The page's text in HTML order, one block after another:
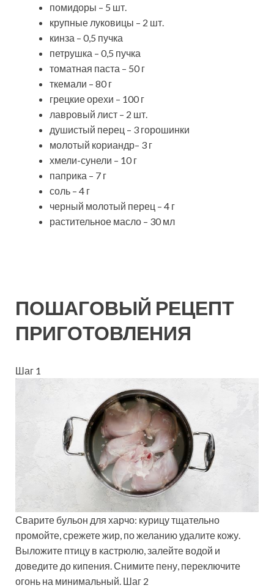
помидоры – 5 шт.
крупные луковицы – 2 шт.
кинза – 0,5 пучка
петрушка – 0,5 пучка
томатная паста – 50 г
ткемали – 80 г
грецкие орехи – 100 г
лавровый лист – 2 шт.
душистый перец – 3 горошинки
молотый кориандр– 3 г
хмели-сунели – 10 г
паприка – 7 г
соль – 4 г
черный молотый перец – 4 г
растительное масло – 30 мл
ПОШАГОВЫЙ РЕЦЕПТ
ПРИГОТОВЛЕНИЯ
Шаг 1
Сварите бульон для харчо: курицу тщательно
промойте, срежете жир, по желанию удалите кожу.
Выложите птицу в кастрюлю, залейте водой и
доведите до кипения. Снимите пену, переключите
огонь на минимальный. Шаг 2